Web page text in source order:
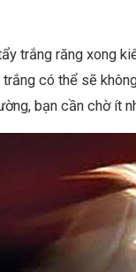
trắng răng xong
có thể sẽ
bạn cần chờ ít